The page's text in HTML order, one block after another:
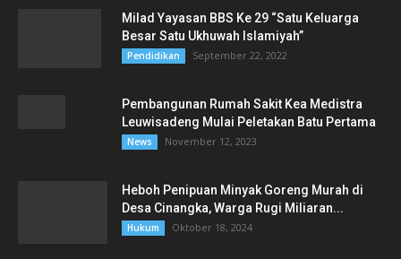
Milad Yayasan BBS Ke 29 “Satu Keluarga
Besar Satu Ukhuwah Islamiyah”
Pendidikan September 22, 2022
Pembangunan Rumah Sakit Kea Medistra
Leuwisadeng Mulai Peletakan Batu Pertama
News November 12, 2023
Heboh Penipuan Minyak Goreng Murah di
Desa Cinangka, Warga Rugi Miliaran...
Hukum Oktober 18, 2024